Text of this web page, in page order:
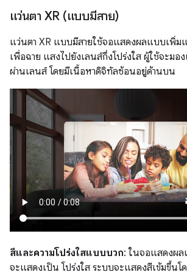
แว่นตา XR (แบบมีสาย)
แว่นตา XR แบบมีสายใช้จอแสดงผลแบบเพิ่ม
เพื่อฉาย แสงไปยังเลนส์กึ่งโปร่งใส ผู้ใช้จะมอ
ผ่านเลนส์ โดยมีเนื้อหาดิจิทัลซ้อนอยู่ด้านบน
สีและความโปร่งใสแบบบวก: ในจอแสดงผ
จะแสดงเป็น โปร่งใส ระบบจะแสดงสีเข้มขึ้น